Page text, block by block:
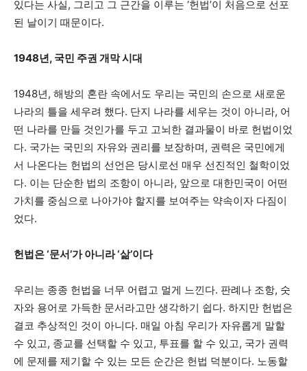
있다는 사실, 그리고 그 근간을 이루는 ‘헌법’이 처음으로 선포
된 날이기 때문이다.
1948년, 국민 주권 개막 시대
1948년, 해방의 혼란 속에서도 우리는 국민의 손으로 새로운
나라의 틀을 세우려 했다. 단지 나라를 세우는 것이 아니라, 어
떤 나라를 만들 것인가를 두고 고뇌한 결과물이 바로 헌법이었
다. 국가는 국민의 자유와 권리를 보장하며, 권력은 국민에게
서 나온다는 헌법의 선언은 당시로선 매우 선진적인 철학이었
다. 이는 단순한 법의 조항이 아니라, 앞으로 대한민국이 어떤
가치를 중심으로 나아가야 할지를 보여주는 약속이자 다짐이
었다.
헌법은 ‘문서’가 아니라 ‘삶’이다
우리는 종종 헌법을 너무 어렵고 멀게 느낀다. 판례나 조항, 숫
자와 용어로 가득한 문서라고만 생각하기 쉽다. 하지만 헌법은
결코 추상적인 것이 아니다. 매일 아침 우리가 자유롭게 말할
수 있고, 종교를 선택할 수 있고, 투표를 할 수 있고, 국가 권력
에 문제를 제기할 수 있는 모든 순간은 헌법 덕분이다. 노동할